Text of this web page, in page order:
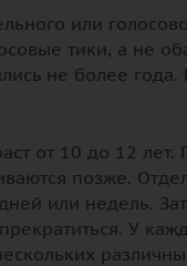
или
тики, а не
не более
от 10 до 12
позже.
или недель.
У